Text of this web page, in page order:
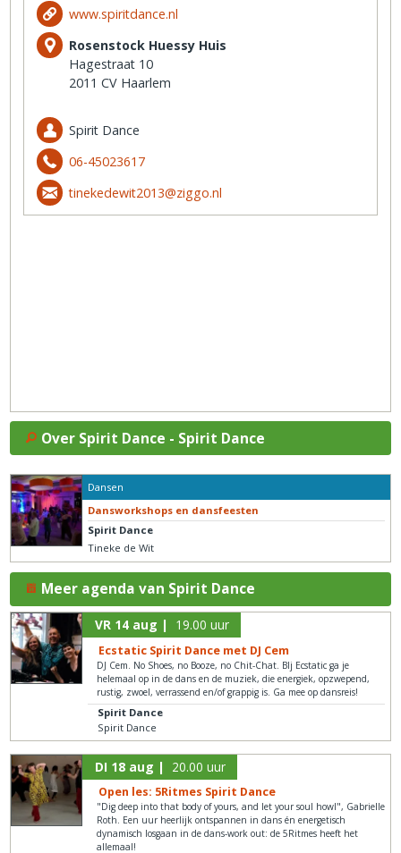
www.spiritdance.nl
Rosenstock Huessy Huis
Hagestraat 10
2011 CV Haarlem
Spirit Dance
06-45023617
tinekedewit2013@ziggo.nl
Over Spirit Dance - Spirit Dance
Dansen
Dansworkshops en dansfeesten
Spirit Dance
Tineke de Wit
Meer agenda van Spirit Dance
VR 14 aug | 19.00 uur
Ecstatic Spirit Dance met DJ Cem
DJ Cem. No Shoes, no Booze, no Chit-Chat. BIj Ecstatic ga je
helemaal op in de dans en de muziek, die energiek, opzwepend,
rustig, zwoel, verrassend en/of grappig is. Ga mee op dansreis!
Spirit Dance
Spirit Dance
DI 18 aug | 20.00 uur
Open les: 5Ritmes Spirit Dance
"Dig deep into that body of yours, and let your soul howl", Gabrielle
Roth. Een uur heerlijk ontspannen in dans én energetisch
dynamisch losgaan in de dans-work out: de 5Ritmes heeft het
allemaal!